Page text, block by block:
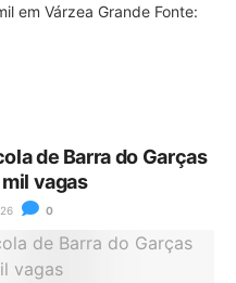
em Várzea Grande Fonte:
de Barra do Garças
vagas
0